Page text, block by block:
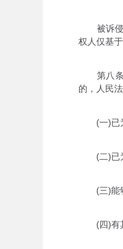
被诉侵
权人仅基
第八条
的，人民
(一)已为
(二)已为
(三)能够
(四)有其